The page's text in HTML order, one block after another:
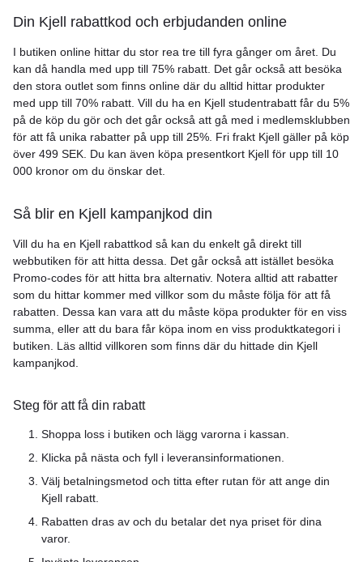
Din Kjell rabattkod och erbjudanden online
I butiken online hittar du stor rea tre till fyra gånger om året. Du
kan då handla med upp till 75% rabatt. Det går också att besöka
den stora outlet som finns online där du alltid hittar produkter
med upp till 70% rabatt. Vill du ha en Kjell studentrabatt får du 5%
på de köp du gör och det går också att gå med i medlemsklubben
för att få unika rabatter på upp till 25%. Fri frakt Kjell gäller på köp
över 499 SEK. Du kan även köpa presentkort Kjell för upp till 10
000 kronor om du önskar det.
Så blir en Kjell kampanjkod din
Vill du ha en Kjell rabattkod så kan du enkelt gå direkt till
webbutiken för att hitta dessa. Det går också att istället besöka
Promo-codes för att hitta bra alternativ. Notera alltid att rabatter
som du hittar kommer med villkor som du måste följa för att få
rabatten. Dessa kan vara att du måste köpa produkter för en viss
summa, eller att du bara får köpa inom en viss produktkategori i
butiken. Läs alltid villkoren som finns där du hittade din Kjell
kampanjkod.
Steg för att få din rabatt
Shoppa loss i butiken och lägg varorna i kassan.
Klicka på nästa och fyll i leveransinformationen.
Välj betalningsmetod och titta efter rutan för att ange din
Kjell rabatt.
Rabatten dras av och du betalar det nya priset för dina
varor.